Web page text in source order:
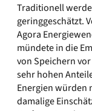
Traditionell
geringgeschätzt.
Agora
mündete in die
von Speichern
sehr hohen
Energien würden
damalige